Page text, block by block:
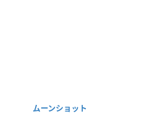
ムーンショット